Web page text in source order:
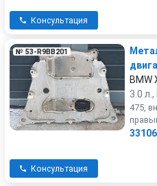
Консультация
№ 53-R9BB201
BMW
3.0
475,
Консультация